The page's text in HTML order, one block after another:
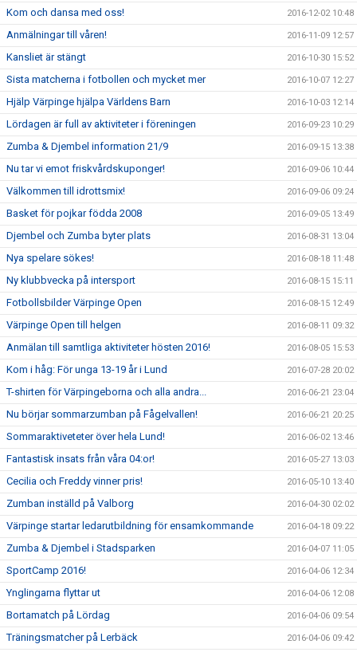
Kom och dansa med oss! 2016-12-02 10:48
Anmälningar till våren! 2016-11-09 12:57
Kansliet är stängt 2016-10-30 15:52
Sista matcherna i fotbollen och mycket mer 2016-10-07 12:27
Hjälp Värpinge hjälpa Världens Barn 2016-10-03 12:14
Lördagen är full av aktiviteter i föreningen 2016-09-23 10:29
Zumba & Djembel information 21/9 2016-09-15 13:38
Nu tar vi emot friskvårdskuponger! 2016-09-06 10:44
Välkommen till idrottsmix! 2016-09-06 09:24
Basket för pojkar födda 2008 2016-09-05 13:49
Djembel och Zumba byter plats 2016-08-31 13:04
Nya spelare sökes! 2016-08-18 11:48
Ny klubbvecka på intersport 2016-08-15 15:11
Fotbollsbilder Värpinge Open 2016-08-15 12:49
Värpinge Open till helgen 2016-08-11 09:32
Anmälan till samtliga aktiviteter hösten 2016! 2016-08-05 15:53
Kom i håg: För unga 13-19 år i Lund 2016-07-28 20:02
T-shirten för Värpingeborna och alla andra... 2016-06-21 23:04
Nu börjar sommarzumban på Fågelvallen! 2016-06-21 20:25
Sommaraktiveteter över hela Lund! 2016-06-02 13:46
Fantastisk insats från våra 04:or! 2016-05-27 13:03
Cecilia och Freddy vinner pris! 2016-05-10 13:40
Zumban inställd på Valborg 2016-04-30 02:02
Värpinge startar ledarutbildning för ensamkommande 2016-04-18 09:22
Zumba & Djembel i Stadsparken 2016-04-07 11:05
SportCamp 2016! 2016-04-06 12:34
Ynglingarna flyttar ut 2016-04-06 12:08
Bortamatch på Lördag 2016-04-06 09:54
Träningsmatcher på Lerbäck 2016-04-06 09:42